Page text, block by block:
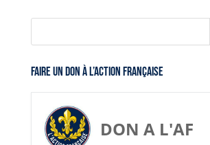
er l s
A
p
p
y
Li
n
k
e
n
c
e
b
o
o
k
Faire un don à l’Action Française
DON A L'AF